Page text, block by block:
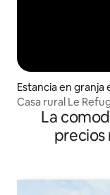
Estancia en
Casa rural Le
La
precios